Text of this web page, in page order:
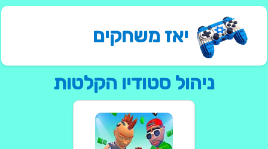
יאז משחקים
ניהול סטודיו הקלטות